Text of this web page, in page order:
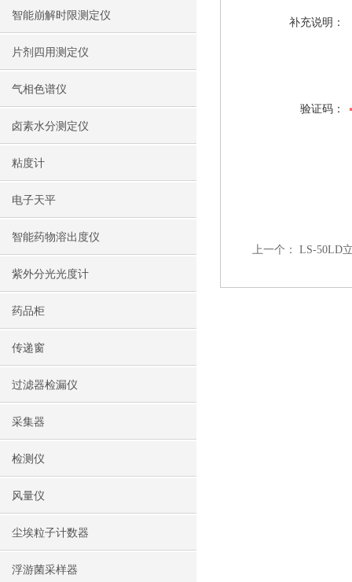
智能崩解时限测定仪
片剂四用测定仪
气相色谱仪
卤素水分测定仪
粘度计
电子天平
智能药物溶出度仪
紫外分光光度计
药品柜
传递窗
过滤器检漏仪
采集器
检测仪
风量仪
尘埃粒子计数器
浮游菌采样器
补充说明：
验证码：
上一个： LS-50LD